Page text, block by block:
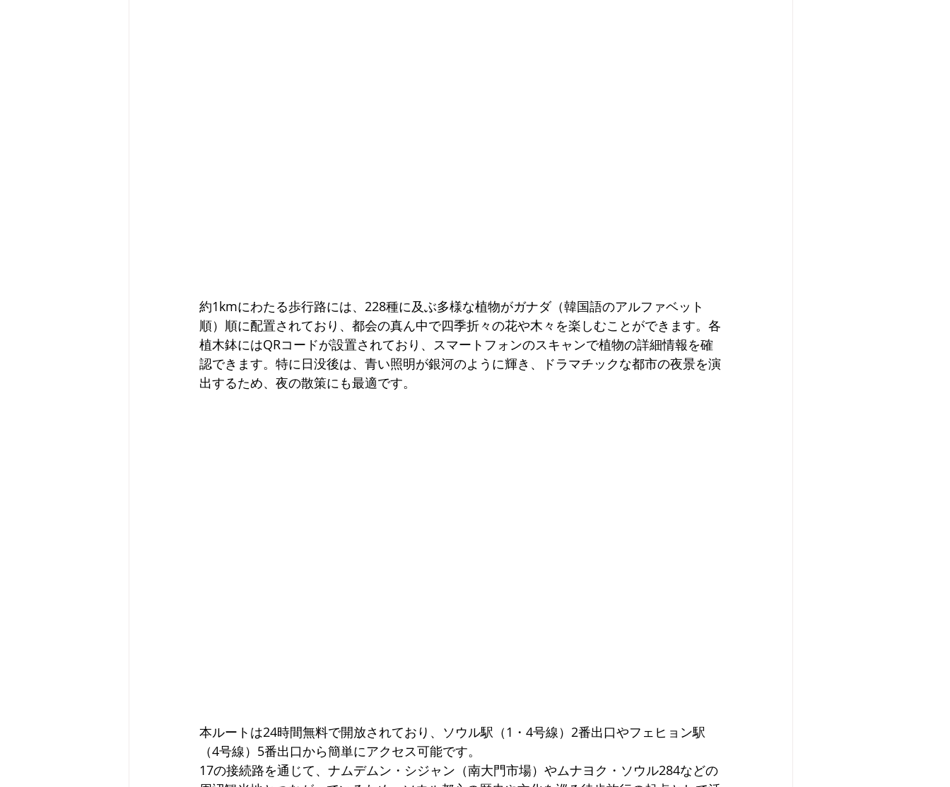
約1kmにわたる歩行路には、228種に及ぶ多様な植物がガナダ（韓国語のアルファベット
順）順に配置されており、都会の真ん中で四季折々の花や木々を楽しむことができます。各
植木鉢にはQRコードが設置されており、スマートフォンのスキャンで植物の詳細情報を確
認できます。特に日没後は、青い照明が銀河のように輝き、ドラマチックな都市の夜景を演
出するため、夜の散策にも最適です。
本ルートは24時間無料で開放されており、ソウル駅（1・4号線）2番出口やフェヒョン駅
（4号線）5番出口から簡単にアクセス可能です。
17の接続路を通じて、ナムデムン・シジャン（南大門市場）やムナヨク・ソウル284などの